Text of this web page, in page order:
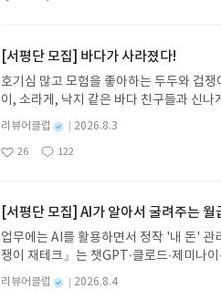
주소/연락처를 업데이트 해주세요! (선정
글의 댓글로 신청해주세요.- 기존 YES블
도서/상품 발송- 도서/상품은 최근 배송
니다.- 주소/연락처에 문제가 있을 시 선
리뷰 작성- 도서/상품을 받고 2주 이내
[서평단 모집] 바다가 사라졌다!
호기심 많고 모험을 좋아하는 두두와 겁
이, 소라게, 낙지 같은 바다 친구들과 신
데, 과연 바다에 무슨 일이 벌어진 걸까요
보세요!바다가 사라졌다!글쓴이서휘 글
6.08.03 ~ 2026.08.07발표일자 :
해주세요!- '사락' 개설 후, 이 글의 댓글로
개설하지 않으셔도 됩니다. ▶ 도서/상품
처 (클릭 시 수정 가능)로 발송됩니다.- 주
될 수 있습니다(재발송 불가). ▶ 리뷰 작
스트가 아닌 '리뷰'로 작성)- 기간내 미작
별
리뷰어클럽
성
2026.8.3
좋
26
댓
122
작
[서평단 모집] AI가 알아서 굴려주는 월
업무에는 AI를 활용하면서 정작 '내 돈' 관
쟁이 재테크』는 챗GPT·클로드·제미나
다. 재무 진단부터 주식 투자, 부동산, 절
차 재무 전문가의 맞춤 조언을 받을 수 있
별
리뷰어클럽
2026.8.4